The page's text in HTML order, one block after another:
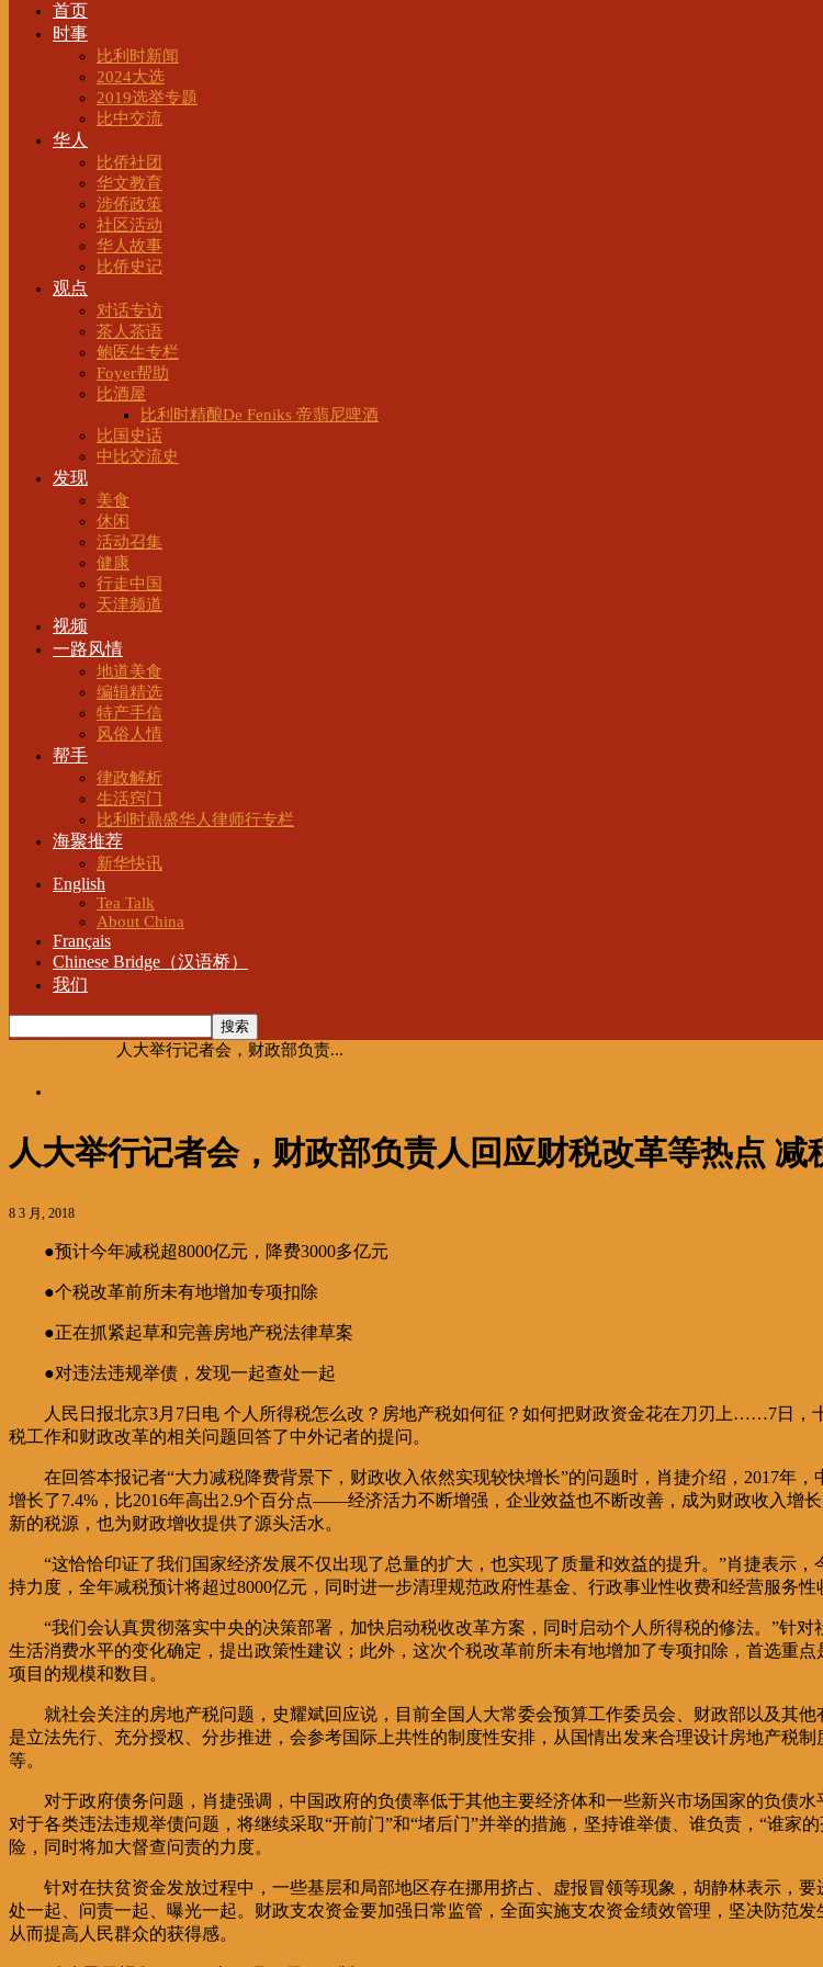
首页
时事
比利时新闻
2024大选
2019选举专题
比中交流
华人
比侨社团
华文教育
涉侨政策
社区活动
华人故事
比侨史记
观点
对话专访
茶人茶语
鲍医生专栏
Foyer帮助
比酒屋
比利时精酿De Feniks 帝翡尼啤酒
比国史话
中比交流史
发现
美食
休闲
活动召集
健康
行走中国
天津频道
视频
一路风情
地道美食
编辑精选
特产手信
风俗人情
帮手
律政解析
生活窍门
比利时鼎盛华人律师行专栏
海聚推荐
新华快讯
English
Tea Talk
About China
Français
Chinese Bridge（汉语桥）
我们
人大举行记者会，财政部负责...
人大举行记者会，财政部负责人回应财税改革等热点
8 3 月, 2018
●预计今年减税超8000亿元，降费3000多亿元
●个税改革前所未有地增加专项扣除
●正在抓紧起草和完善房地产税法律草案
●对违法违规举债，发现一起查处一起
人民日报北京3月7日电 个人所得税怎么改？房地产税如何征？如何把财政资金花在刀刃上……7日
税工作和财政改革的相关问题回答了中外记者的提问。
在回答本报记者“大力减税降费背景下，财政收入依然实现较快增长”的问题时，肖捷介绍，2017年
增长了7.4%，比2016年高出2.9个百分点——经济活力不断增强，企业效益也不断改善，成为财政收入增
新的税源，也为财政增收提供了源头活水。
“这恰恰印证了我们国家经济发展不仅出现了总量的扩大，也实现了质量和效益的提升。”肖捷表示
持力度，全年减税预计将超过8000亿元，同时进一步清理规范政府性基金、行政事业性收费和经营服务性
“我们会认真贯彻落实中央的决策部署，加快启动税收改革方案，同时启动个人所得税的修法。”针
生活消费水平的变化确定，提出政策性建议；此外，这次个税改革前所未有地增加了专项扣除，首选重
项目的规模和数目。
就社会关注的房地产税问题，史耀斌回应说，目前全国人大常委会预算工作委员会、财政部以及其
是立法先行、充分授权、分步推进，会参考国际上共性的制度性安排，从国情出发来合理设计房地产税
等。
对于政府债务问题，肖捷强调，中国政府的负债率低于其他主要经济体和一些新兴市场国家的负债
对于各类违法违规举债问题，将继续采取“开前门”和“堵后门”并举的措施，坚持谁举债、谁负责，“谁
险，同时将加大督查问责的力度。
针对在扶贫资金发放过程中，一些基层和局部地区存在挪用挤占、虚报冒领等现象，胡静林表示，
处一起、问责一起、曝光一起。财政支农资金要加强日常监管，全面实施支农资金绩效管理，坚决防范
从而提高人民群众的获得感。